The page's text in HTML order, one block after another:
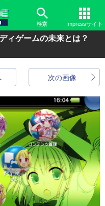
検索 Impressサイト
ィゲームの未来とは？
次の画像